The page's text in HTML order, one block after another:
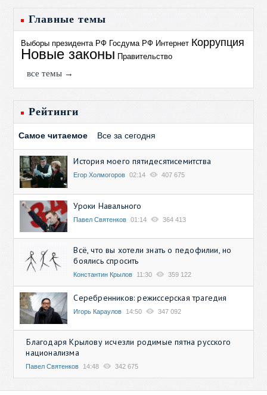
Главные темы
Выборы президента РФ Госдума РФ Интернет Коррупция
Новые законы Правительство
все темы →
Рейтинги
Самое читаемое Все за сегодня
История моего пятидесятисемитства
Егор Холмогоров 02:14 407 675
Уроки Навального
Павел Святенков 01:14 364 413
Всё, что вы хотели знать о педофилии, но
боялись спросить
Константин Крылов 11:30 359 122
Серебренников: режиссерская трагедия
Игорь Караулов 14:50 347 092
Благодаря Крылову исчезли родимые пятна русского
национализма
Павел Святенков 14:48 342 675